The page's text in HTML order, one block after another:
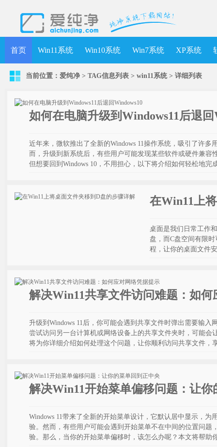
首页 Win11系统 Win10系统 Win7系统 XP系统
当前位置： 爱纯净 > TAG信息列表 > win11系统 > 详细列表
如何在电脑升级到Windows11后退回
近年来，微软推出了全新的Windows 11操作系统，吸引了许多
而，升级到新系统后，有些用户可能发现某些软件或硬件兼容
但想要回到Windows 10，不用担心，以下将介绍如何轻松地完
在Win11上
桌面是我们日常工作
盘，而C盘空间有限
程，让你的桌面文件
解决Win11共享文件访问难题：如
升级到Windows 11后，你可能会遇到共享文件时弹出需要输
尝试访问另一台计算机或网络设备上的共享文件夹时，可能会
将为你详细介绍如何处理这个问题，让你顺利访问共享文件，
解决Win11开始菜单偏移问题：让
Windows 11带来了全新的开始菜单设计，它默认居中显示，为
验。然而，有些用户可能会遇到开始菜单不在中间的位置问题
验。那么，当你的开始菜单偏移时，该怎么办呢？本文将帮助